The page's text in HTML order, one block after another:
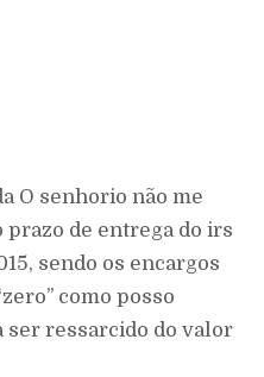
O senhorio não me
de entrega do irs
sendo os encargos
como posso
ser ressarcido do valor